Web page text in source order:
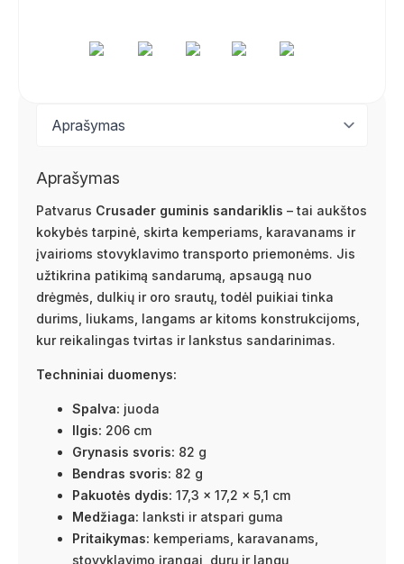
Aprašymas
Patvarus Crusader guminis sandariklis – tai aukštos
kokybės tarpinė, skirta kemperiams, karavanams ir
įvairioms stovyklavimo transporto priemonėms. Jis
užtikrina patikimą sandarumą, apsaugą nuo
drėgmės, dulkių ir oro srautų, todėl puikiai tinka
durims, liukams, langams ar kitoms konstrukcijoms,
kur reikalingas tvirtas ir lankstus sandarinimas.
Techniniai duomenys:
Spalva: juoda
Ilgis: 206 cm
Grynasis svoris: 82 g
Bendras svoris: 82 g
Pakuotės dydis: 17,3 × 17,2 × 5,1 cm
Medžiaga: lanksti ir atspari guma
Pritaikymas: kemperiams, karavanams,
stovyklavimo įrangai, durų ir langų